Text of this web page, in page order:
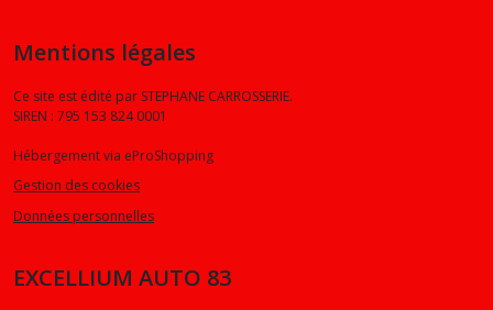
(1)
X3
(3)
Mentions légales
Ce site est édité par STEPHANE CARROSSERIE.
SIREN : 795 153 824 0001
Hébergement via eProShopping
Gestion des cookies
Données personnelles
EXCELLIUM AUTO 83